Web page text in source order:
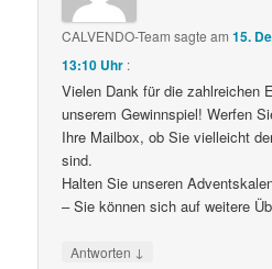
CALVENDO-Team sagte am15.
13:10 Uhr :
Vielen Dank für die zahlreichen
unserem Gewinnspiel! Werfen
Ihre Mailbox, ob Sie vielleicht
sind.
Halten Sie unseren
– Sie können sich auf weitere
Antworten ↓